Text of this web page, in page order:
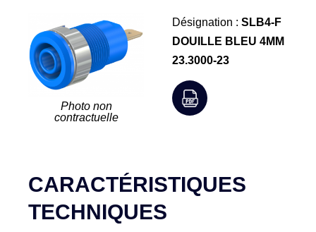
Photo non
contractuelle
Désignation : SLB4-F
DOUILLE BLEU 4MM
23.3000-23
CARACTÉRISTIQUES
TECHNIQUES